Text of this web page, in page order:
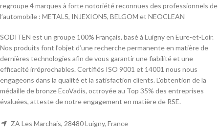
regroupe 4 marques à forte notoriété reconnues des professionnels de
l’automobile : METAL5, INJEXION5, BELGOM et NEOCLEAN
SODITEN est un groupe 100% Français, basé à Luigny en Eure-et-Loir.
Nos produits font l’objet d’une recherche permanente en matière de
dernières technologies afin de vous garantir une fiabilité et une
efficacité irréprochables. Certifiés ISO 9001 et 14001 nous nous
engageons dans la qualité et la satisfaction clients. L'obtention de la
médaille de bronze EcoVadis, octroyée au Top 35% des entreprises
évaluées, atteste de notre engagement en matière de RSE.
ZA Les Marchais, 28480 Luigny, France